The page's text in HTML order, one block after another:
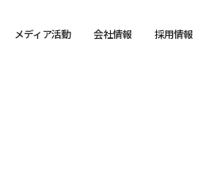
メディア活動 会社情報 採用情報